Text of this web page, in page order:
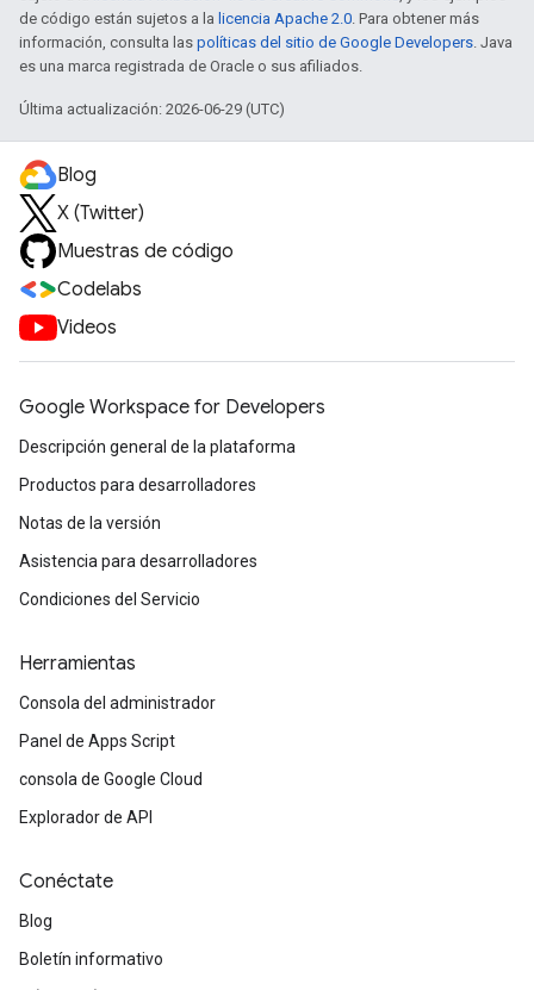
de código están sujetos a la licencia Apache 2.0 . Para obtener más
información, consulta las políticas del sitio de Google Developers . Java
es una marca registrada de Oracle o sus afiliados.
Última actualización: 2026-06-29 (UTC)
Blog
X (Twitter)
Muestras de código
Codelabs
Videos
Google Workspace for Developers
Descripción general de la plataforma
Productos para desarrolladores
Notas de la versión
Asistencia para desarrolladores
Condiciones del Servicio
Herramientas
Consola del administrador
Panel de Apps Script
consola de Google Cloud
Explorador de API
Conéctate
Blog
Boletín informativo